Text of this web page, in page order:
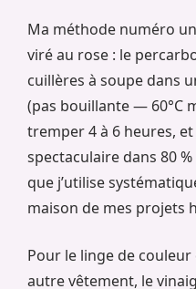
Ma méthode numéro
viré au rose : le
cuillères à soupe dans
(pas bouillante — 60°C
tremper 4 à 6 heures,
spectaculaire dans 80 %
que j’utilise
maison de mes projets
Pour le linge de couleur
autre vêtement, le